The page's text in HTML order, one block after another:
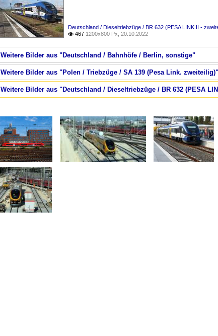
Deutschland / Dieseltriebzüge / BR 632 (PESA LINK II -
 467 1200x800 Px, 20.10.2022
Weitere Bilder aus "Deutschland / Bahnhöfe / Berlin, sonstige"
Weitere Bilder aus "Polen / Triebzüge / SA 139 (Pesa Link. zweiteilig)"
Weitere Bilder aus "Deutschland / Dieseltriebzüge / BR 632 (PESA